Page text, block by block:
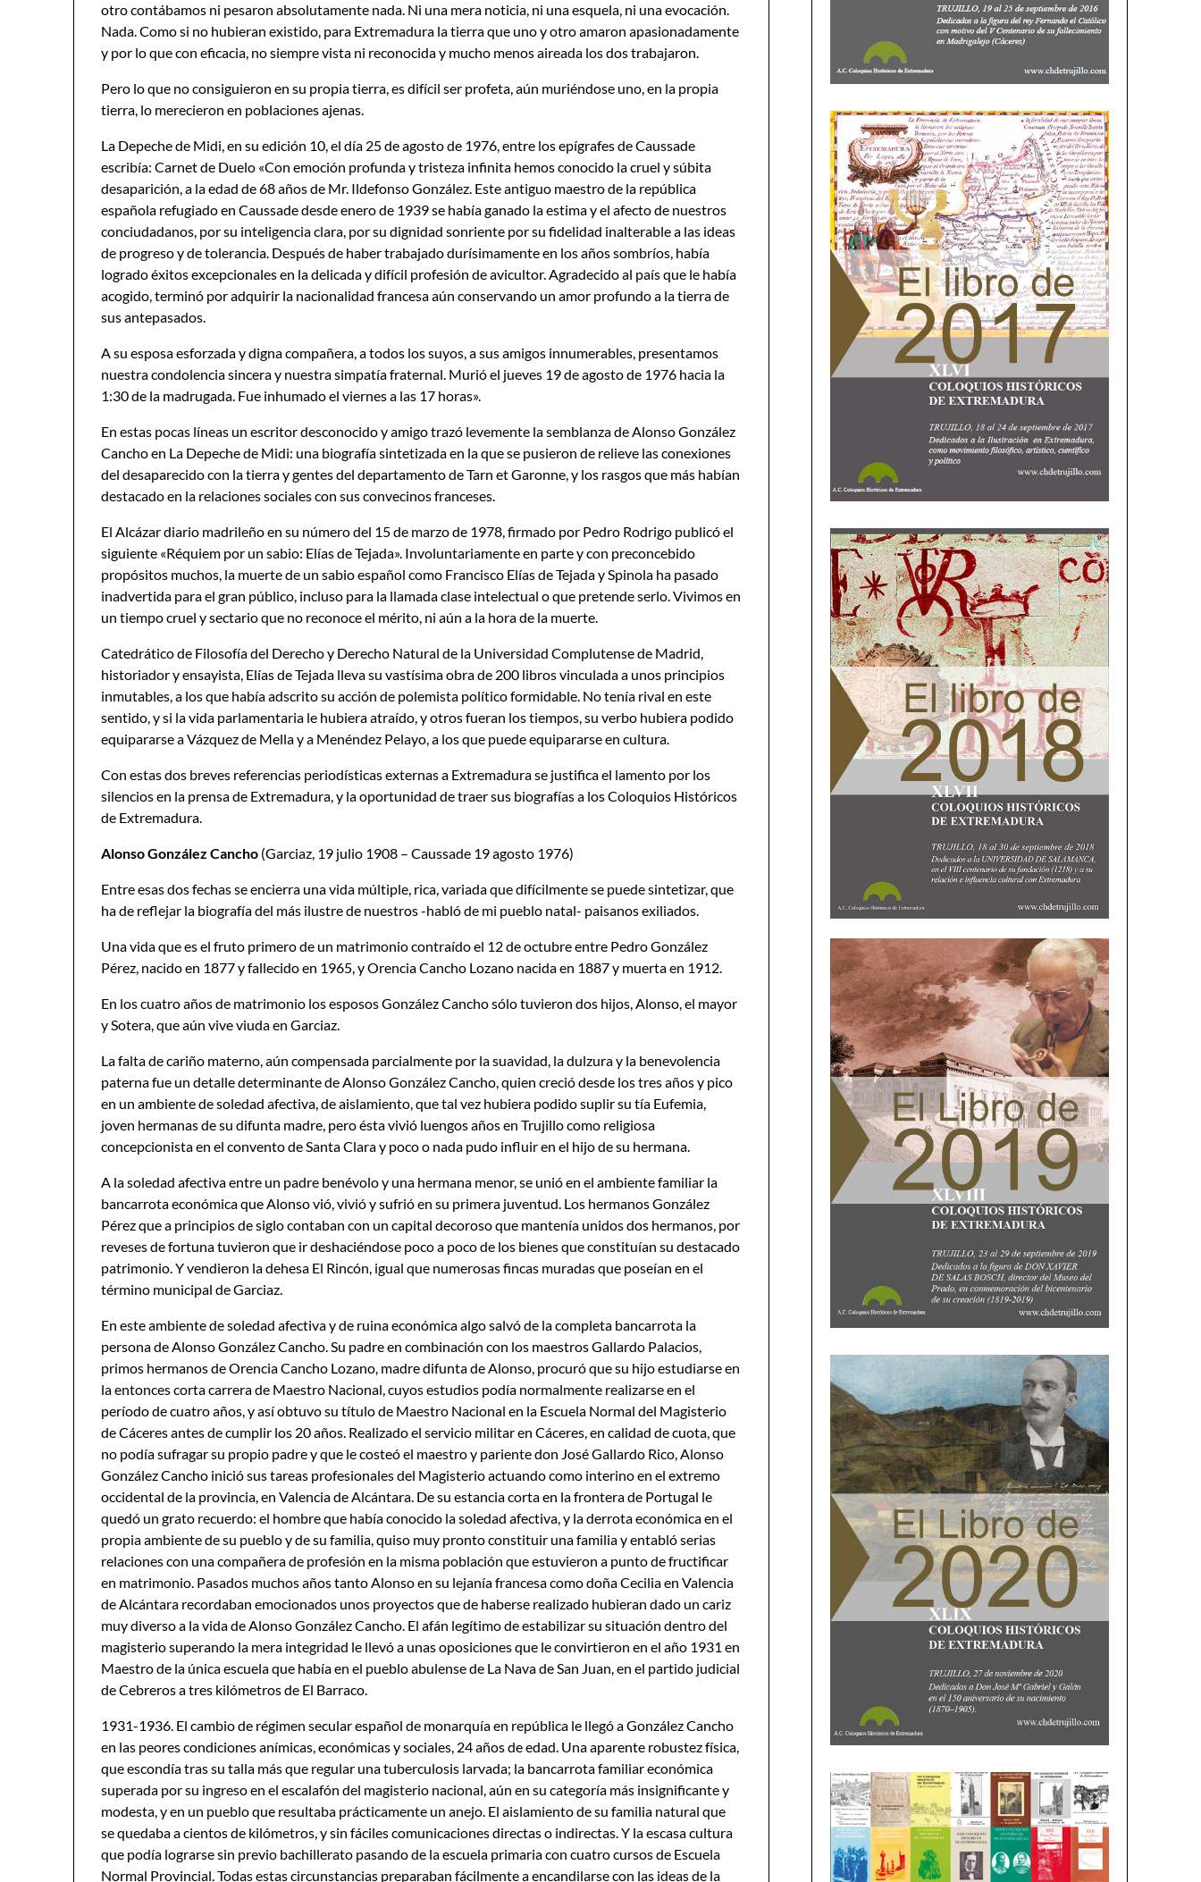
otro contábamos ni pesaron absolutamente nada. Ni una mera noticia, ni una esquela, ni una evocación.
Nada. Como si no hubieran existido, para Extremadura la tierra que uno y otro amaron apasionadamente
y por lo que con eficacia, no siempre vista ni reconocida y mucho menos aireada los dos trabajaron.
Pero lo que no consiguieron en su propia tierra, es difícil ser profeta, aún muriéndose uno, en la propia
tierra, lo merecieron en poblaciones ajenas.
La Depeche de Midi, en su edición 10, el día 25 de agosto de 1976, entre los epígrafes de Caussade
escribía: Carnet de Duelo «Con emoción profunda y tristeza infinita hemos conocido la cruel y súbita
desaparición, a la edad de 68 años de Mr. Ildefonso González. Este antiguo maestro de la república
española refugiado en Caussade desde enero de 1939 se había ganado la estima y el afecto de nuestros
conciudadanos, por su inteligencia clara, por su dignidad sonriente por su fidelidad inalterable a las ideas
de progreso y de tolerancia. Después de haber trabajado durísimamente en los años sombríos, había
logrado éxitos excepcionales en la delicada y difícil profesión de avicultor. Agradecido al país que le había
acogido, terminó por adquirir la nacionalidad francesa aún conservando un amor profundo a la tierra de
sus antepasados.
A su esposa esforzada y digna compañera, a todos los suyos, a sus amigos innumerables, presentamos
nuestra condolencia sincera y nuestra simpatía fraternal. Murió el jueves 19 de agosto de 1976 hacia la
1:30 de la madrugada. Fue inhumado el viernes a las 17 horas».
En estas pocas líneas un escritor desconocido y amigo trazó levemente la semblanza de Alonso González
Cancho en La Depeche de Midi: una biografía sintetizada en la que se pusieron de relieve las conexiones
del desaparecido con la tierra y gentes del departamento de Tarn et Garonne, y los rasgos que más habían
destacado en la relaciones sociales con sus convecinos franceses.
El Alcázar diario madrileño en su número del 15 de marzo de 1978, firmado por Pedro Rodrigo publicó el
siguiente «Réquiem por un sabio: Elías de Tejada». Involuntariamente en parte y con preconcebido
propósitos muchos, la muerte de un sabio español como Francisco Elías de Tejada y Spinola ha pasado
inadvertida para el gran público, incluso para la llamada clase intelectual o que pretende serlo. Vivimos en
un tiempo cruel y sectario que no reconoce el mérito, ni aún a la hora de la muerte.
Catedrático de Filosofía del Derecho y Derecho Natural de la Universidad Complutense de Madrid,
historiador y ensayista, Elías de Tejada lleva su vastísima obra de 200 libros vinculada a unos principios
inmutables, a los que había adscrito su acción de polemista político formidable. No tenía rival en este
sentido, y si la vida parlamentaria le hubiera atraído, y otros fueran los tiempos, su verbo hubiera podido
equipararse a Vázquez de Mella y a Menéndez Pelayo, a los que puede equipararse en cultura.
Con estas dos breves referencias periodísticas externas a Extremadura se justifica el lamento por los
silencios en la prensa de Extremadura, y la oportunidad de traer sus biografías a los Coloquios Históricos
de Extremadura.
Alonso González Cancho (Garciaz, 19 julio 1908 – Caussade 19 agosto 1976)
Entre esas dos fechas se encierra una vida múltiple, rica, variada que difícilmente se puede sintetizar, que
ha de reflejar la biografía del más ilustre de nuestros -habló de mi pueblo natal- paisanos exiliados.
Una vida que es el fruto primero de un matrimonio contraído el 12 de octubre entre Pedro González
Pérez, nacido en 1877 y fallecido en 1965, y Orencia Cancho Lozano nacida en 1887 y muerta en 1912.
En los cuatro años de matrimonio los esposos González Cancho sólo tuvieron dos hijos, Alonso, el mayor
y Sotera, que aún vive viuda en Garciaz.
La falta de cariño materno, aún compensada parcialmente por la suavidad, la dulzura y la benevolencia
paterna fue un detalle determinante de Alonso González Cancho, quien creció desde los tres años y pico
en un ambiente de soledad afectiva, de aislamiento, que tal vez hubiera podido suplir su tía Eufemia,
joven hermanas de su difunta madre, pero ésta vivió luengos años en Trujillo como religiosa
concepcionista en el convento de Santa Clara y poco o nada pudo influir en el hijo de su hermana.
A la soledad afectiva entre un padre benévolo y una hermana menor, se unió en el ambiente familiar la
bancarrota económica que Alonso vió, vivió y sufrió en su primera juventud. Los hermanos González
Pérez que a principios de siglo contaban con un capital decoroso que mantenía unidos dos hermanos, por
reveses de fortuna tuvieron que ir deshaciéndose poco a poco de los bienes que constituían su destacado
patrimonio. Y vendieron la dehesa El Rincón, igual que numerosas fincas muradas que poseían en el
término municipal de Garciaz.
En este ambiente de soledad afectiva y de ruina económica algo salvó de la completa bancarrota la
persona de Alonso González Cancho. Su padre en combinación con los maestros Gallardo Palacios,
primos hermanos de Orencia Cancho Lozano, madre difunta de Alonso, procuró que su hijo estudiarse en
la entonces corta carrera de Maestro Nacional, cuyos estudios podía normalmente realizarse en el
período de cuatro años, y así obtuvo su título de Maestro Nacional en la Escuela Normal del Magisterio
de Cáceres antes de cumplir los 20 años. Realizado el servicio militar en Cáceres, en calidad de cuota, que
no podía sufragar su propio padre y que le costeó el maestro y pariente don José Gallardo Rico, Alonso
González Cancho inició sus tareas profesionales del Magisterio actuando como interino en el extremo
occidental de la provincia, en Valencia de Alcántara. De su estancia corta en la frontera de Portugal le
quedó un grato recuerdo: el hombre que había conocido la soledad afectiva, y la derrota económica en el
propia ambiente de su pueblo y de su familia, quiso muy pronto constituir una familia y entabló serias
relaciones con una compañera de profesión en la misma población que estuvieron a punto de fructificar
en matrimonio. Pasados muchos años tanto Alonso en su lejanía francesa como doña Cecilia en Valencia
de Alcántara recordaban emocionados unos proyectos que de haberse realizado hubieran dado un cariz
muy diverso a la vida de Alonso González Cancho. El afán legítimo de estabilizar su situación dentro del
magisterio superando la mera integridad le llevó a unas oposiciones que le convirtieron en el año 1931 en
Maestro de la única escuela que había en el pueblo abulense de La Nava de San Juan, en el partido judicial
de Cebreros a tres kilómetros de El Barraco.
1931-1936. El cambio de régimen secular español de monarquía en república le llegó a González Cancho
en las peores condiciones anímicas, económicas y sociales, 24 años de edad. Una aparente robustez física,
que escondía tras su talla más que regular una tuberculosis larvada; la bancarrota familiar económica
superada por su ingreso en el escalafón del magisterio nacional, aún en su categoría más insignificante y
modesta, y en un pueblo que resultaba prácticamente un anejo. El aislamiento de su familia natural que
se quedaba a cientos de kilómetros, y sin fáciles comunicaciones directas o indirectas. Y la escasa cultura
que podía lograrse sin previo bachillerato pasando de la escuela primaria con cuatro cursos de Escuela
Normal Provincial. Todas estas circunstancias preparaban fácilmente a encandilarse con las ideas de la